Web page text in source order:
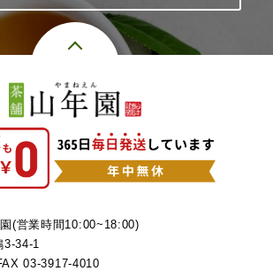
(営業時間10:00~18:00)
3-34-1
03-3917-4010